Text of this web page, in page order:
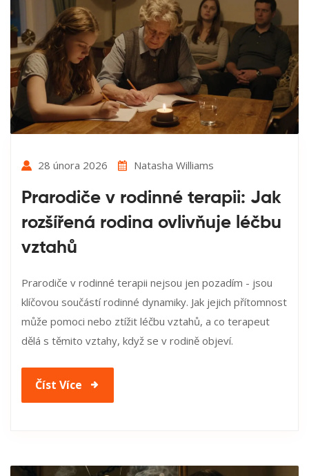
28 února 2026 Natasha Williams
Prarodiče v rodinné terapii: Jak
rozšířená rodina ovlivňuje léčbu
vztahů
Prarodiče v rodinné terapii nejsou jen pozadím - jsou
klíčovou součástí rodinné dynamiky. Jak jejich přítomnost
může pomoci nebo ztížit léčbu vztahů, a co terapeut
dělá s těmito vztahy, když se v rodině objeví.
Číst Více